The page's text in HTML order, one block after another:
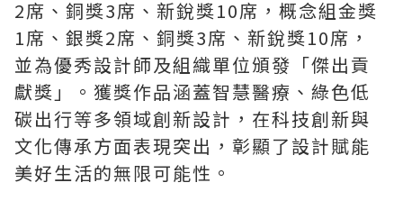
2席、銅獎3席、新銳獎10席，概念組金獎
1席、銀獎2席、銅獎3席、新銳獎10席，
並為優秀設計師及組織單位頒發「傑出貢
獻獎」。獲獎作品涵蓋智慧醫療、綠色低
碳出行等多領域創新設計，在科技創新與
文化傳承方面表現突出，彰顯了設計賦能
美好生活的無限可能性。